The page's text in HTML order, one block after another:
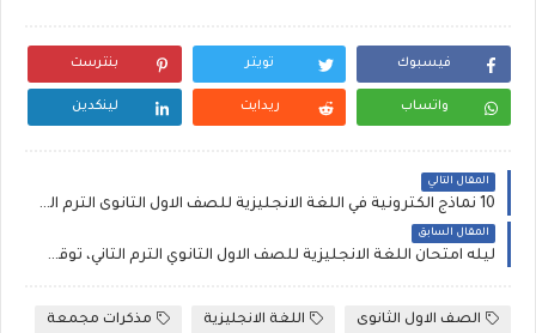
فيسبوك تويتر بنترست
واتساب ريدايت لينكدين
المقال التالي
10 نماذج الكترونية في اللغة الانجليزية للصف الاول الثانوى الترم الثانى 2020 للمستر سعد عز الدين
المقال السابق
ليله امتحان اللغة الانجليزية للصف الاول الثانوي الترم الثاني، توقعات العمالقه انجليزى اولى ثانوى ترم ثان
الصف الاول الثانوى اللغة الانجليزية مذكرات مجمعة